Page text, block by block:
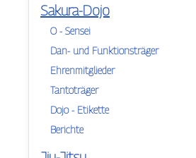
Sakura-Dojo
O - Sensei
Dan- und Funktionsträger
Ehrenmitglieder
Tantoträger
Dojo - Etikette
Berichte